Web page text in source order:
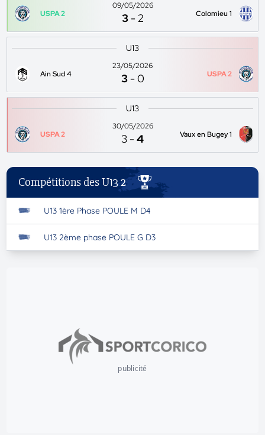
USPA 2
09/05/2026
3 -2 Colomieu 1
U13
Ain Sud 4
23/05/2026
3 -0 USPA 2
U13
USPA 2
30/05/2026
3 -4 Vaux en Bugey 1
Compétitions des U13 2
U13 1ère Phase POULE M D4
U13 2ème phase POULE G D3
publicité